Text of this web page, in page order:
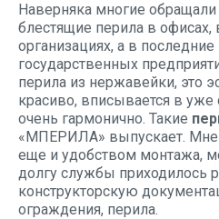
Наверняка многие
блестящие перила в офисах,
организациях, а в
государственных
перила из нержавейки, это
красиво, вписывается в уже
очень гармонично. Такие
«МПЕРИЛА» выпускает. Мне
еще и удобством монтажа,
долгу службы приходилось
конструкторскую
ограждения, перила.